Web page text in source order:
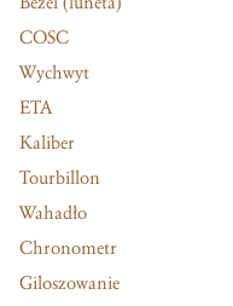
COSC
Wychwyt
ETA
Kaliber
Tourbillon
Wahadło
Chronometr
Giloszowanie